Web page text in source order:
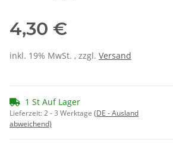
4,30 €
inkl. 19% MwSt. , zzgl. Versand
1 St Auf Lager
Lieferzeit:2 - 3 Werktage (DE - Ausland
abweichend)